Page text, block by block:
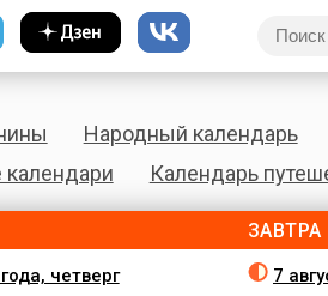
Народный календарь
Календарь
четверг
ЗАВТРА
7